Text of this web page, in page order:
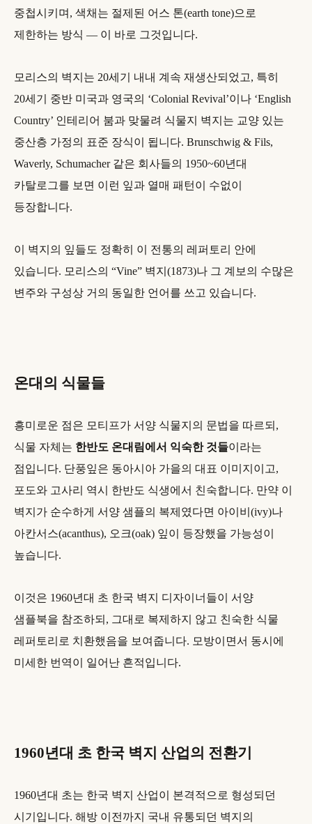
중첩시키며, 색채는 절제된 어스 톤(earth tone)으로
제한하는 방식 — 이 바로 그것입니다.
모리스의 벽지는 20세기 내내 계속 재생산되었고, 특히
20세기 중반 미국과 영국의 ‘Colonial Revival’이나 ‘English
Country’ 인테리어 붐과 맞물려 식물지 벽지는 교양 있는
중산층 가정의 표준 장식이 됩니다. Brunschwig & Fils,
Waverly, Schumacher 같은 회사들의 1950~60년대
카탈로그를 보면 이런 잎과 열매 패턴이 수없이
등장합니다.
이 벽지의 잎들도 정확히 이 전통의 레퍼토리 안에
있습니다. 모리스의 “Vine” 벽지(1873)나 그 계보의 수많은
변주와 구성상 거의 동일한 언어를 쓰고 있습니다.
온대의 식물들
흥미로운 점은 모티프가 서양 식물지의 문법을 따르되,
식물 자체는 한반도 온대림에서 익숙한 것들이라는
점입니다. 단풍잎은 동아시아 가을의 대표 이미지이고,
포도와 고사리 역시 한반도 식생에서 친숙합니다. 만약 이
벽지가 순수하게 서양 샘플의 복제였다면 아이비(ivy)나
아칸서스(acanthus), 오크(oak) 잎이 등장했을 가능성이
높습니다.
이것은 1960년대 초 한국 벽지 디자이너들이 서양
샘플북을 참조하되, 그대로 복제하지 않고 친숙한 식물
레퍼토리로 치환했음을 보여줍니다. 모방이면서 동시에
미세한 번역이 일어난 흔적입니다.
1960년대 초 한국 벽지 산업의 전환기
1960년대 초는 한국 벽지 산업이 본격적으로 형성되던
시기입니다. 해방 이전까지 국내 유통되던 벽지의